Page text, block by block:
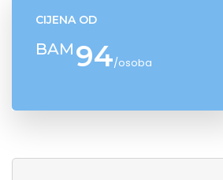
CIJENA OD
BAM 94/osoba